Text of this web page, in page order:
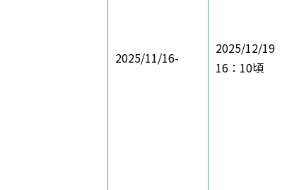
2025/11/16-
2025/12/19
16：10頃